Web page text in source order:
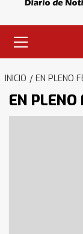
primario
INICIO EN PLENO
EN PLENO